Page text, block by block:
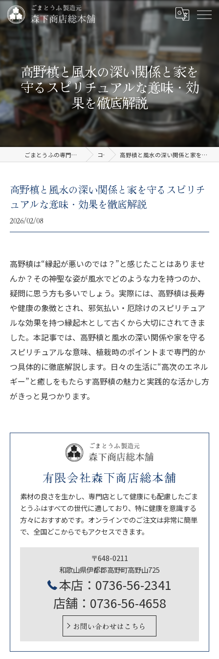
高野槙と風水の深い関係と家を
守るスピリチュアルな意味・効
果を徹底解説
ごまとうふの専門店なら有限会社森下商店総本舗 コラム 高野槙と風水の深い関係と家を守るスピリチュアルな意味・効果を徹底解説
高野槙と風水の深い関係と家を守るスピリチ
ュアルな意味・効果を徹底解説
2026/02/08
高野槙は“縁起が悪いのでは？”と感じたことはありませ
んか？その神聖な姿が風水でどのような力を持つのか、
疑問に思う方も多いでしょう。実際には、高野槙は長寿
や健康の象徴とされ、邪気払い・厄除けのスピリチュア
ルな効果を持つ縁起木として古くから大切にされてきま
した。本記事では、高野槙と風水の深い関係や家を守る
スピリチュアルな意味、植栽時のポイントまで専門的か
つ具体的に徹底解説します。日々の生活に“高次のエネル
ギー”と癒しをもたらす高野槙の魅力と実践的な活かし方
がきっと見つかります。
有限会社森下商店総本舗
素材の良さを生かし、専門店として健康にも配慮したごま
とうふはすべての世代に適しており、特に健康を意識する
方々におすすめです。オンラインでのご注文は非常に簡単
で、全国どこからでもアクセスできます。
〒648-0211
和歌山県伊都郡高野町高野山725
本店：0736-56-2341
店舗：0736-56-4658
お問い合わせはこちら